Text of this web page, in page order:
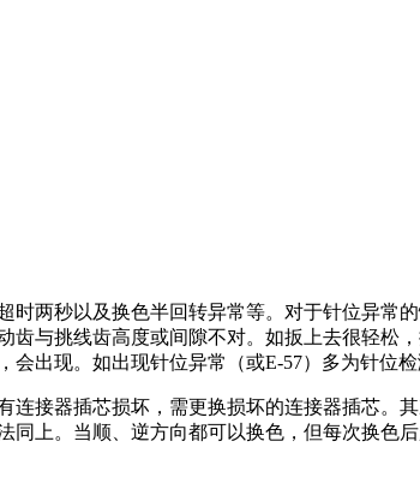
两秒以及换色半回转异常等。对于针位异常
与挑线齿高度或间隙不对。如扳上去很轻松
出现。如出现针位异常（或E-57）多为针位
接器插芯损坏，需更换损坏的连接器插芯。
上。当顺、逆方向都可以换色，但每次换色